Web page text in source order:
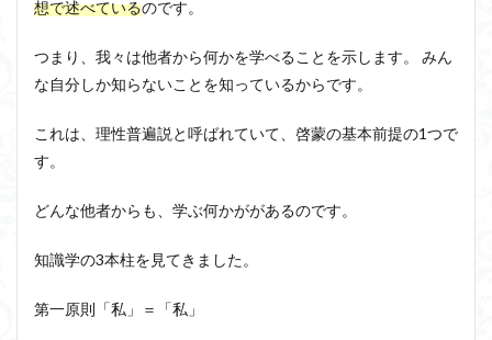
想で述べているのです。
つまり、我々は他者から何かを学べることを示します。 みん
な自分しか知らないことを知っているからです。
これは、 理性普遍説 と呼ばれていて、啓蒙の基本前提の1つで
す。
どんな他者からも、学ぶ何かががあるのです。
知識学の3本柱を見てきました。
第一原則「私」＝「私」